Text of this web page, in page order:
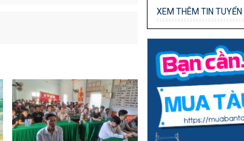
XEM THÊM TIN TUYỂN